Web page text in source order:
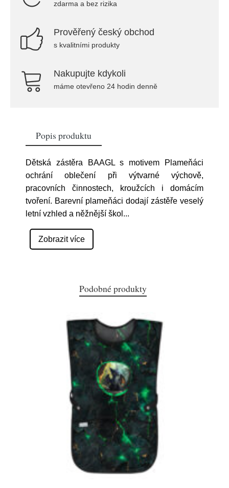
zdarma a bez rizika
Prověřený český obchod
s kvalitními produkty
Nakupujte kdykoli
máme otevřeno 24 hodin denně
Popis produktu
Dětská zástěra BAAGL s motivem Plameňáci
ochrání oblečení při výtvarné výchově,
pracovních činnostech, kroužcích i domácím
tvoření. Barevní plameňáci dodají zástěře veselý
letní vzhled a něžnější škol ...
Zobrazit více
Podobné produkty